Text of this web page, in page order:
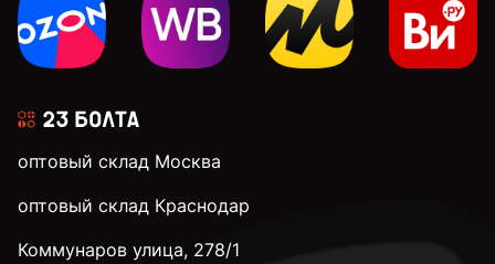
оптовый склад Москва
оптовый склад Краснодар
Коммунаров улица, 278/1